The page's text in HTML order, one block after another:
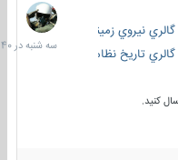
نيروي زميني
تاریخ نظامی
کنید.
سه
شنبه
در